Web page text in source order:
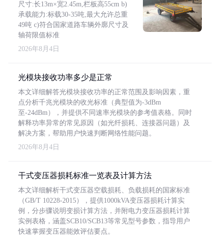
尺寸:长13m×宽2.45m,栏板高55cm b)
承载能力:标载30-35吨,最大允许总重
49吨 c)符合国家道路车辆外廓尺寸及
轴荷限值标准
2026年8月4日
光模块接收功率多少是正常
本文详细解答光模块接收功率的正常范围及影响因素，重
点分析千兆光模块的收光标准（典型值为-3dBm
至-24dBm），并提供不同速率光模块的参考值表格。同时
解释功率异常的常见原因（如光纤损耗、连接器问题）及
解决方案，帮助用户快速判断网络性能问题。
2026年8月4日
干式变压器损耗标准一览表及计算方法
本文详细解析干式变压器空载损耗、负载损耗的国家标准
（GB/T 10228-2015），提供1000kVA变压器损耗计算实
例，分步骤说明变损计算方法，并附电力变压器损耗计算
实例表格，涵盖SCB10/SCB13等常见型号参数，指导用户
快速掌握变压器能效评估要点。